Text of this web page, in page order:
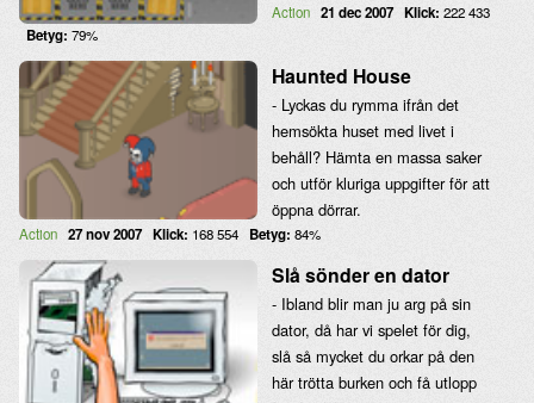
Action 21 dec 2007 Klick: 222 433
Betyg: 79%
Haunted House
- Lyckas du rymma ifrån det
hemsökta huset med livet i
behåll? Hämta en massa saker
och utför kluriga uppgifter för att
öppna dörrar.
Action 27 nov 2007 Klick: 168 554 Betyg: 84%
Slå sönder en dator
- Ibland blir man ju arg på sin
dator, då har vi spelet för dig,
slå så mycket du orkar på den
här trötta burken och få utlopp